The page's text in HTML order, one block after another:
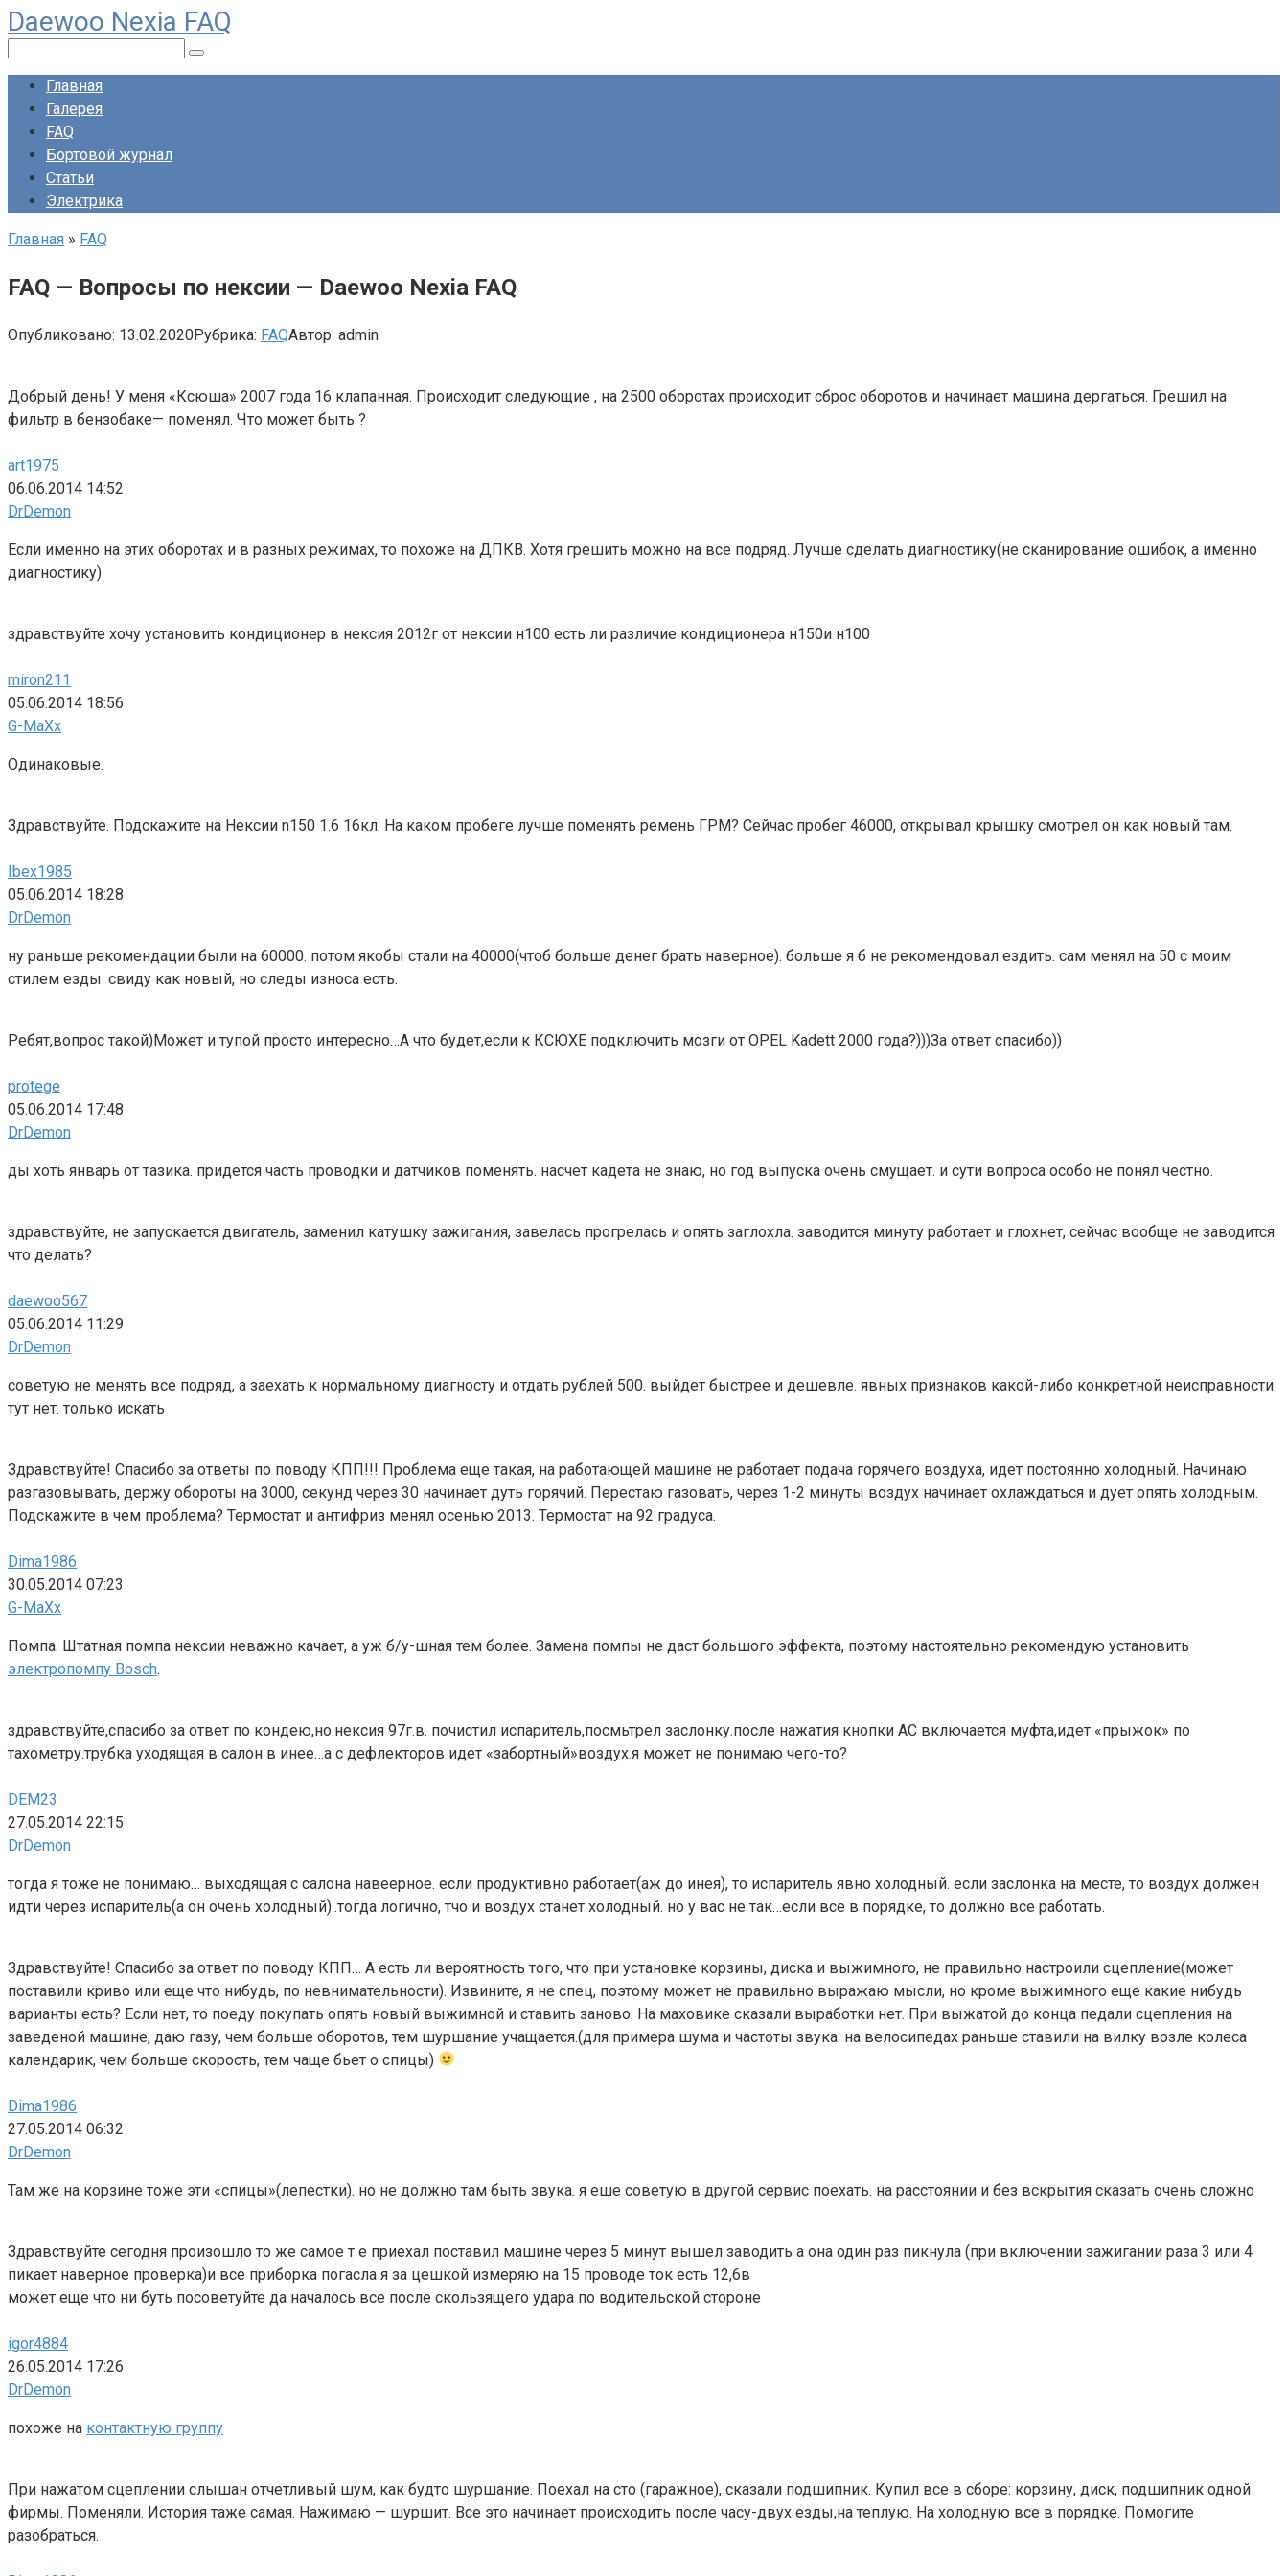
Перейти
к
контенту
Daewoo Nexia FAQ
Главная
Галерея
FAQ
Бортовой журнал
Статьи
Электрика
Главная » FAQ
FAQ — Вопросы по нексии — Daewoo Nexia FAQ
Опубликовано: 13.02.2020Рубрика: FAQАвтор: admin
Добрый день! У меня «Ксюша» 2007 года 16 клапанная. Происходит следующие , на 2500 оборотах происходит сброс оборотов и начинает машина дергаться. Грешил на
фильтр в бензобаке— поменял. Что может быть ?
art1975
06.06.2014 14:52
DrDemon
Если именно на этих оборотах и в разных режимах, то похоже на ДПКВ. Хотя грешить можно на все подряд. Лучше сделать диагностику(не сканирование ошибок, а именно
диагностику)
здравствуйте хочу установить кондиционер в нексия 2012г от нексии н100 есть ли различие кондиционера н150и н100
miron211
05.06.2014 18:56
G-MaXx
Одинаковые.
Здравствуйте. Подскажите на Нексии n150 1.6 16кл. На каком пробеге лучше поменять ремень ГРМ? Сейчас пробег 46000, открывал крышку смотрел он как новый там.
Ibex1985
05.06.2014 18:28
DrDemon
ну раньше рекомендации были на 60000. потом якобы стали на 40000(чтоб больше денег брать наверное). больше я б не рекомендовал ездить. сам менял на 50 с моим
стилем езды. свиду как новый, но следы износа есть.
Ребят,вопрос такой)Может и тупой просто интересно…А что будет,если к КСЮХЕ подключить мозги от OPEL Kadett 2000 года?)))За ответ спасибо))
protege
05.06.2014 17:48
DrDemon
ды хоть январь от тазика. придется часть проводки и датчиков поменять. насчет кадета не знаю, но год выпуска очень смущает. и сути вопроса особо не понял честно.
здравствуйте, не запускается двигатель, заменил катушку зажигания, завелась прогрелась и опять заглохла. заводится минуту работает и глохнет, сейчас вообще не заводится.
что делать?
daewoo567
05.06.2014 11:29
DrDemon
советую не менять все подряд, а заехать к нормальному диагносту и отдать рублей 500. выйдет быстрее и дешевле. явных признаков какой-либо конкретной неисправности
тут нет. только искать
Здравствуйте! Спасибо за ответы по поводу КПП!!! Проблема еще такая, на работающей машине не работает подача горячего воздуха, идет постоянно холодный. Начинаю
разгазовывать, держу обороты на 3000, секунд через 30 начинает дуть горячий. Перестаю газовать, через 1-2 минуты воздух начинает охлаждаться и дует опять холодным.
Подскажите в чем проблема? Термостат и антифриз менял осенью 2013. Термостат на 92 градуса.
Dima1986
30.05.2014 07:23
G-MaXx
Помпа. Штатная помпа нексии неважно качает, а уж б/у-шная тем более. Замена помпы не даст большого эффекта, поэтому настоятельно рекомендую установить
электропомпу Bosch.
здравствуйте,спасибо за ответ по кондею,но.нексия 97г.в. почистил испаритель,посмьтрел заслонку.после нажатия кнопки АС включается муфта,идет «прыжок» по
тахометру.трубка уходящая в салон в инее…а с дефлекторов идет «забортный»воздух.я может не понимаю чего-то?
DEM23
27.05.2014 22:15
DrDemon
тогда я тоже не понимаю… выходящая с салона навеерное. если продуктивно работает(аж до инея), то испаритель явно холодный. если заслонка на месте, то воздух должен
идти через испаритель(а он очень холодный)..тогда логично, тчо и воздух станет холодный. но у вас не так…если все в порядке, то должно все работать.
Здравствуйте! Спасибо за ответ по поводу КПП… А есть ли вероятность того, что при установке корзины, диска и выжимного, не правильно настроили сцепление(может
поставили криво или еще что нибудь, по невнимательности). Извините, я не спец, поэтому может не правильно выражаю мысли, но кроме выжимного еще какие нибудь
варианты есть? Если нет, то поеду покупать опять новый выжимной и ставить заново. На маховике сказали выработки нет. При выжатой до конца педали сцепления на
заведеной машине, даю газу, чем больше оборотов, тем шуршание учащается.(для примера шума и частоты звука: на велосипедах раньше ставили на вилку возле колеса
календарик, чем больше скорость, тем чаще бьет о спицы)
Dima1986
27.05.2014 06:32
DrDemon
Там же на корзине тоже эти «спицы»(лепестки). но не должно там быть звука. я еше советую в другой сервис поехать. на расстоянии и без вскрытия сказать очень сложно
Здравствуйте сегодня произошло то же самое т е приехал поставил машине через 5 минут вышел заводить а она один раз пикнула (при включении зажигании раза 3 или 4
пикает наверное проверка)и все приборка погасла я за цешкой измеряю на 15 проводе ток есть 12,6в
может еще что ни буть посоветуйте да началось все после скользящего удара по водительской стороне
igor4884
26.05.2014 17:26
DrDemon
похоже на контактную группу
При нажатом сцеплении слышан отчетливый шум, как будто шуршание. Поехал на сто (гаражное), сказали подшипник. Купил все в сборе: корзину, диск, подшипник одной
фирмы. Поменяли. История таже самая. Нажимаю — шуршит. Все это начинает происходить после часу-двух езды,на теплую. На холодную все в порядке. Помогите
разобраться.